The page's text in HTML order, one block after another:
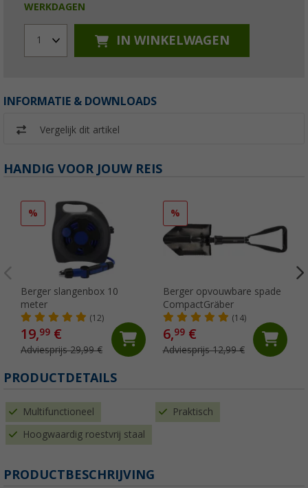
WERKDAGEN
1 IN WINKELWAGEN
INFORMATIE & DOWNLOADS
Vergelijk dit artikel
HANDIG VOOR JOUW REIS
%
Berger slangenbox 10
meter
(12)
19,99 €
Adviesprijs 29,99 €
%
Berger opvouwbare spade
CompactGräber
(14)
6,99€
Adviesprijs 12,99 €
PRODUCTDETAILS
Multifunctioneel Praktisch
Hoogwaardig roestvrij staal
PRODUCTBESCHRIJVING